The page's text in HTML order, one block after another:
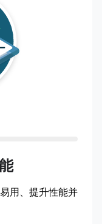
用、提升性能并